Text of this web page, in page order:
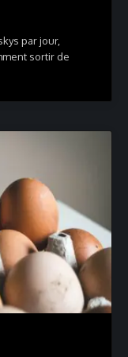
par jour,
sortir de